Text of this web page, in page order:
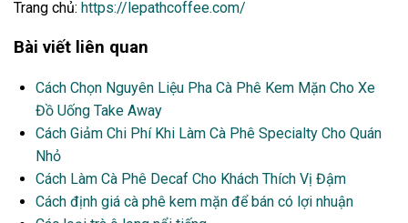
Trang chủ: https://lepathcoffee.com/
Bài viết liên quan
Cách Chọn Nguyên Liệu Pha Cà Phê Kem Mặn Cho Xe
Đồ Uống Take Away
Cách Giảm Chi Phí Khi Làm Cà Phê Specialty Cho Quán
Nhỏ
Cách Làm Cà Phê Decaf Cho Khách Thích Vị Đậm
Cách định giá cà phê kem mặn để bán có lợi nhuận